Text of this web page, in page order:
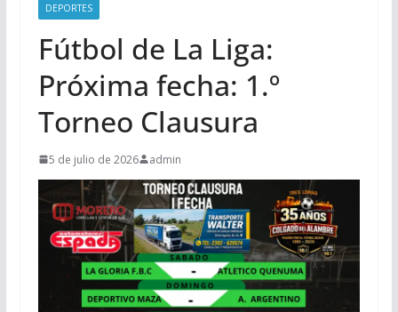
DEPORTES
Fútbol de La Liga:
Próxima fecha: 1.º
Torneo Clausura
5 de julio de 2026 admin